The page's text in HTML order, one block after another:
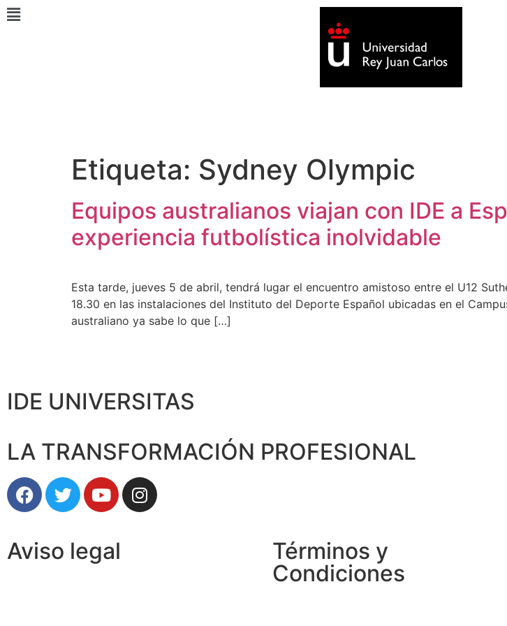
Etiqueta: Sydney Olympic
Equipos australianos viajan con IDE a
experiencia futbolística inolvidable
Esta tarde, jueves 5 de abril, tendrá lugar el encuentro amistoso entre el U12
18.30 en las instalaciones del Instituto del Deporte Español ubicadas en el
australiano ya sabe lo que […]
IDE UNIVERSITAS
LA TRANSFORMACIÓN PROFESIONAL
Aviso legal
Términos y
Condiciones